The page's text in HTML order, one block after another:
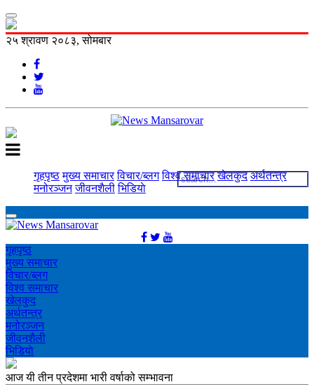
२५ श्रावण २०८३, सोमबार
गृहपृष्ठ मुख्य समाचार विचार/ब्लग विश्व समाचार खेलकुद अर्थतन्त्र
मनोरञ्‍जन जीवनशैली भिडियाे
गृहपृष्ठ
मुख्य समाचार
विचार/ब्लग
विश्व समाचार
खेलकुद
अर्थतन्त्र
मनोरञ्‍जन
जीवनशैली
भिडियाे
आज यी तीन प्रदेशमा भारी वर्षाको सम्भावना